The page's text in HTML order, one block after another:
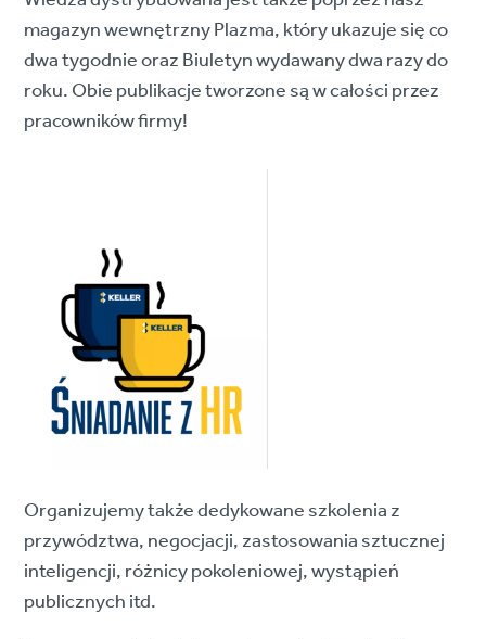
magazyn wewnętrzny Plazma, który ukazuje się co
dwa tygodnie oraz Biuletyn wydawany dwa razy do
roku. Obie publikacje tworzone są w całości przez
pracowników firmy!
Organizujemy także dedykowane szkolenia z
przywództwa, negocjacji, zastosowania sztucznej
inteligencji, różnicy pokoleniowej, wystąpień
publicznych itd.